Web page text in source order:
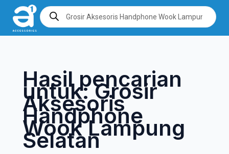
Lewati
konten
Products
search
Hasil pencarian
untuk:Grosir
Aksesoris
Handphone
Wook Lampung
Selatan
Cari
untuk: